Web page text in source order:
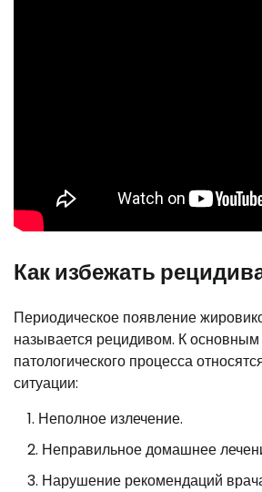
Как избежать
Периодическое появление
называется рецидивом. К
патологического процесса
ситуации:
Неполное излечение.
Неправильное домашнее
Нарушение рекомендаций